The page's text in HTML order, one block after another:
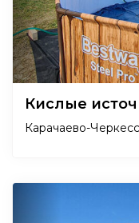
Кислые
Карачаево-